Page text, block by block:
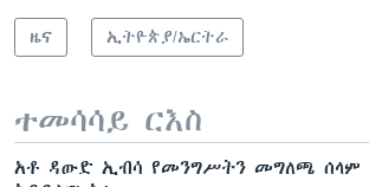
ዜና ኢትዮጵያ/ኤርትራ
ተመሳሳይ ርእስ
አቶ ዳውድ ኢብሳ የመንግሥትን መግለጫ ሰላም